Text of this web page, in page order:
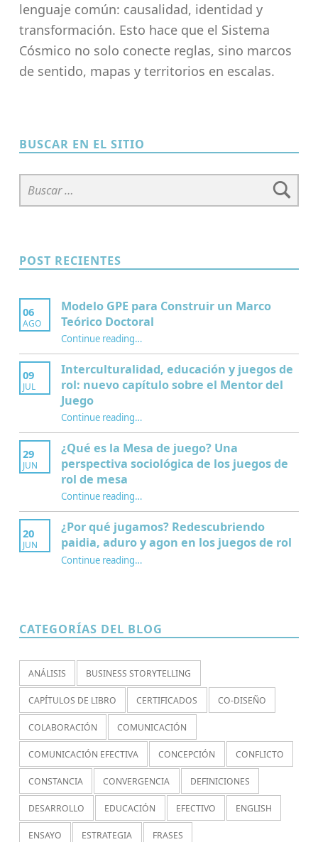
lenguaje común: causalidad, identidad y
transformación. Esto hace que el Sistema
Cósmico no solo conecte reglas, sino marcos
de sentido, mapas y territorios en escalas.
BUSCAR EN EL SITIO
Buscar:
POST RECIENTES
06
AGO
Modelo GPE para Construir un Marco
Teórico Doctoral
Continue reading“Modelo GPE para Construir un Marco Teórico Doctoral”
…
09
JUL
Interculturalidad, educación y juegos de
rol: nuevo capítulo sobre el Mentor del
Juego
Continue reading“Interculturalidad, educación y juegos de rol: nuevo capítulo sobre el Mentor del Juego”
…
29
JUN
¿Qué es la Mesa de juego? Una
perspectiva sociológica de los juegos de
rol de mesa
Continue reading“¿Qué es la Mesa de juego? Una perspectiva sociológica de los juegos de rol de mesa”
…
20
JUN
¿Por qué jugamos? Redescubriendo
paidia, aduro y agon en los juegos de rol
Continue reading“¿Por qué jugamos? Redescubriendo paidia, aduro y agon en los juegos de rol”
…
CATEGORÍAS DEL BLOG
ANÁLISIS BUSINESS STORYTELLING
CAPÍTULOS DE LIBRO CERTIFICADOS CO-DISEÑO
COLABORACIÓN COMUNICACIÓN
COMUNICACIÓN EFECTIVA CONCEPCIÓN CONFLICTO
CONSTANCIA CONVERGENCIA DEFINICIONES
DESARROLLO EDUCACIÓN EFECTIVO ENGLISH
ENSAYO ESTRATEGIA FRASES